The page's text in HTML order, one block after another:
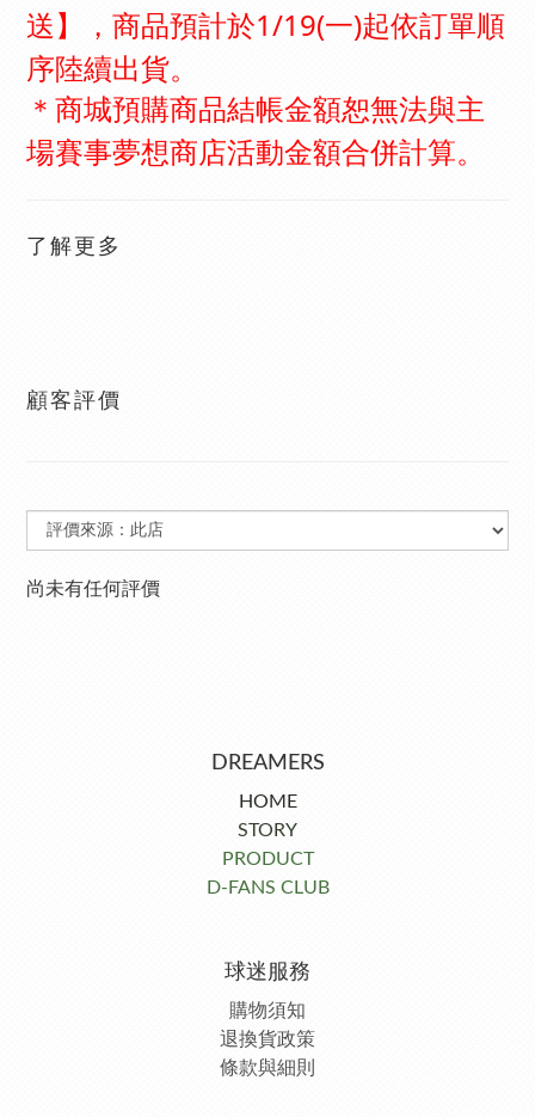
送】，商品預計於1/19(一)起依訂單順
序陸續出貨。
＊商城預購商品結帳金額恕無法與主
場賽事夢想商店活動金額合併計算。
了解更多
顧客評價
尚未有任何評價
DREAMERS
HOME
STORY
PRODUCT
D-FANS CLUB
球迷服務
購物須知
退換貨政策
條款與細則